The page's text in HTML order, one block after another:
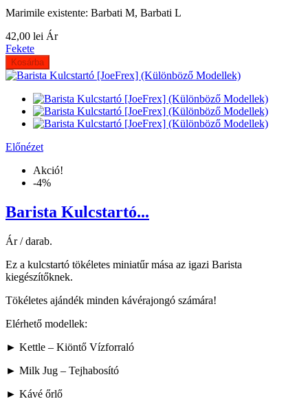
Marimile existente: Barbati M, Barbati L
42,00 lei Ár
Fekete
Kosárba
Előnézet
Akció!
-4%
Barista Kulcstartó...
Ár / darab.
Ez a kulcstartó tökéletes miniatűr mása az igazi Barista
kiegészítőknek.
Tökéletes ajándék minden kávérajongó számára!
Elérhető modellek:
► Kettle – Kiöntő Vízforraló
► Milk Jug – Tejhabosító
► Kávé őrlő